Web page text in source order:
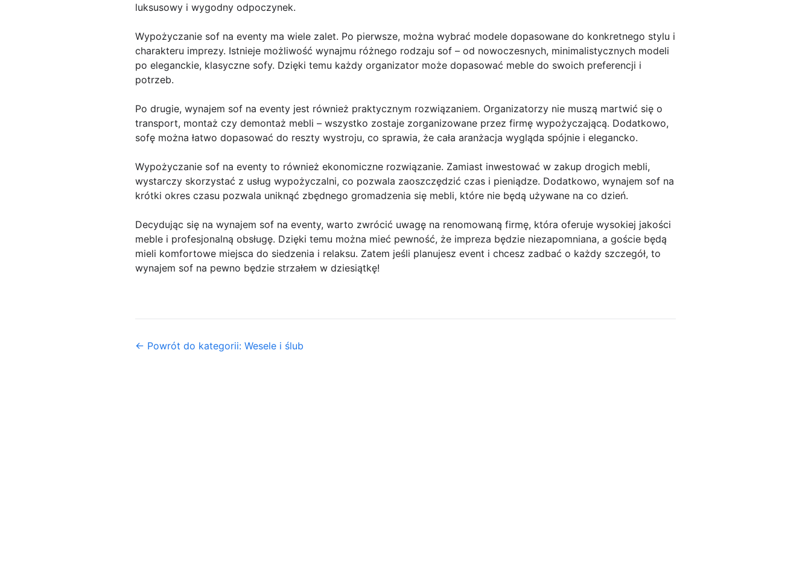
luksusowy i wygodny odpoczynek.
Wypożyczanie sof na eventy ma wiele zalet. Po pierwsze, można wybrać modele dopasowane do konkretnego stylu i
charakteru imprezy. Istnieje możliwość wynajmu różnego rodzaju sof – od nowoczesnych, minimalistycznych modeli
po eleganckie, klasyczne sofy. Dzięki temu każdy organizator może dopasować meble do swoich preferencji i
potrzeb.
Po drugie, wynajem sof na eventy jest również praktycznym rozwiązaniem. Organizatorzy nie muszą martwić się o
transport, montaż czy demontaż mebli – wszystko zostaje zorganizowane przez firmę wypożyczającą. Dodatkowo,
sofę można łatwo dopasować do reszty wystroju, co sprawia, że cała aranżacja wygląda spójnie i elegancko.
Wypożyczanie sof na eventy to również ekonomiczne rozwiązanie. Zamiast inwestować w zakup drogich mebli,
wystarczy skorzystać z usług wypożyczalni, co pozwala zaoszczędzić czas i pieniądze. Dodatkowo, wynajem sof na
krótki okres czasu pozwala uniknąć zbędnego gromadzenia się mebli, które nie będą używane na co dzień.
Decydując się na wynajem sof na eventy, warto zwrócić uwagę na renomowaną firmę, która oferuje wysokiej jakości
meble i profesjonalną obsługę. Dzięki temu można mieć pewność, że impreza będzie niezapomniana, a goście będą
mieli komfortowe miejsca do siedzenia i relaksu. Zatem jeśli planujesz event i chcesz zadbać o każdy szczegół, to
wynajem sof na pewno będzie strzałem w dziesiątkę!
← Powrót do kategorii: Wesele i ślub